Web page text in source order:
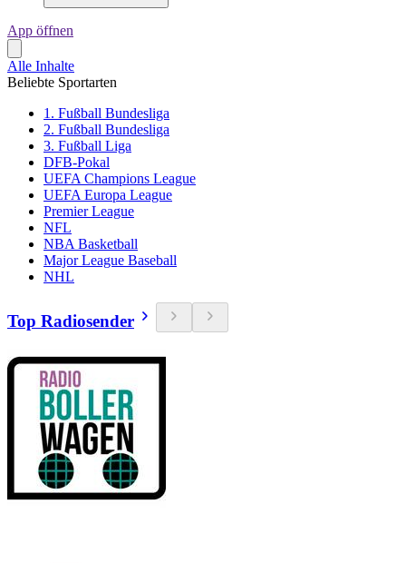
App öffnen
Alle Inhalte
Beliebte Sportarten
1. Fußball Bundesliga
2. Fußball Bundesliga
3. Fußball Liga
DFB-Pokal
UEFA Champions League
UEFA Europa League
Premier League
NFL
NBA Basketball
Major League Baseball
NHL
Top Radiosender